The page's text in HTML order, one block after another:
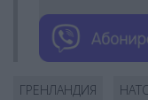
ГРЕНЛАНДИЯ